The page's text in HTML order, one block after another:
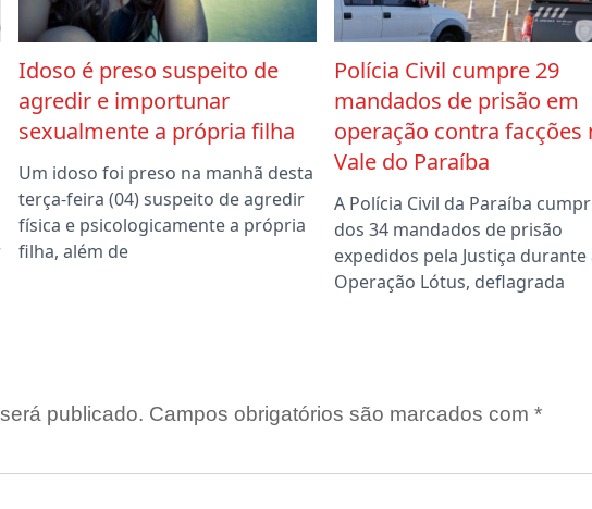
Idoso é preso suspeito de
agredir e importunar
sexualmente a própria filha
Um idoso foi preso na manhã desta
terça-feira (04) suspeito de agredir
física e psicologicamente a própria
filha, além de
Polícia Civil cumpre 29
mandados de prisão em
operação contra facções
Vale do Paraíba
A Polícia Civil da Paraíba
dos 34 mandados de prisão
expedidos pela Justiça durante
Operação Lótus, deflagrada
publicado. Campos obrigatórios são marcados com *